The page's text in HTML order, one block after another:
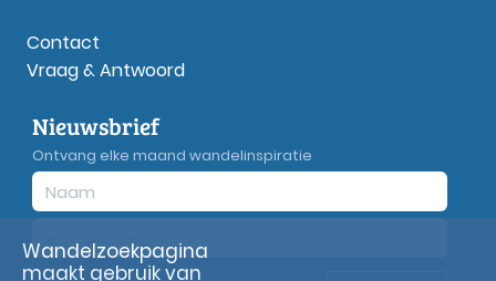
Contact
Vraag & Antwoord
Nieuwsbrief
Ontvang elke maand wandelinspiratie
Wandelzoekpagina
maakt gebruik van